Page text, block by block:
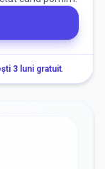
3 luni gratuit.